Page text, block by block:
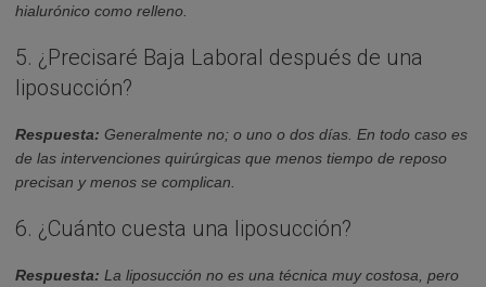
hialurónico como relleno.
5. ¿Precisaré Baja Laboral después de una
liposucción?
Respuesta: Generalmente no; o uno o dos días. En todo caso es
de las intervenciones quirúrgicas que menos tiempo de reposo
precisan y menos se complican.
6. ¿Cuánto cuesta una liposucción?
Respuesta: La liposucción no es una técnica muy costosa, pero